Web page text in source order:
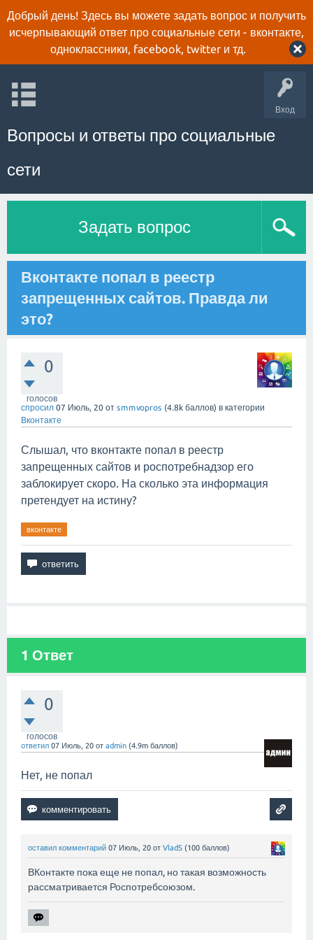
Добрый день! Здесь вы можете задать вопрос и получить
исчерпывающий ответ про социальные сети - вконтакте,
одноклассники, facebook, twitter и тд.
Вход
Вопросы и ответы про социальные
сети
Задать вопрос
Вконтакте попал в реестр
запрещенных сайтов. Правда ли
это?
0
голосов
спросил 07 Июль, 20 от smmvopros (4.8k баллов) в категории
Вконтакте
Слышал, что вконтакте попал в реестр
запрещенных сайтов и роспотребнадзор его
заблокирует скоро. На сколько эта информация
претендует на истину?
вконтакте
1 Ответ
0
голосов
ответил 07 Июль, 20 от admin (4.9m баллов)
Нет, не попал
оставил комментарий 07 Июль, 20 от VladS (100 баллов)
ВКонтакте пока еще не попал, но такая возможность
рассматривается Роспотребсоюзом.